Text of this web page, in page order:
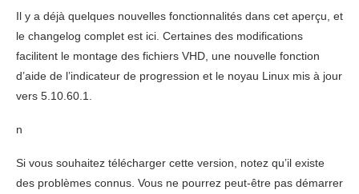
Il y a déjà quelques nouvelles fonctionnalités dans cet aperçu, et
le changelog complet est ici. Certaines des modifications
facilitent le montage des fichiers VHD, une nouvelle fonction
d’aide de l’indicateur de progression et le noyau Linux mis à jour
vers 5.10.60.1.
n
Si vous souhaitez télécharger cette version, notez qu’il existe
des problèmes connus. Vous ne pourrez peut-être pas démarrer